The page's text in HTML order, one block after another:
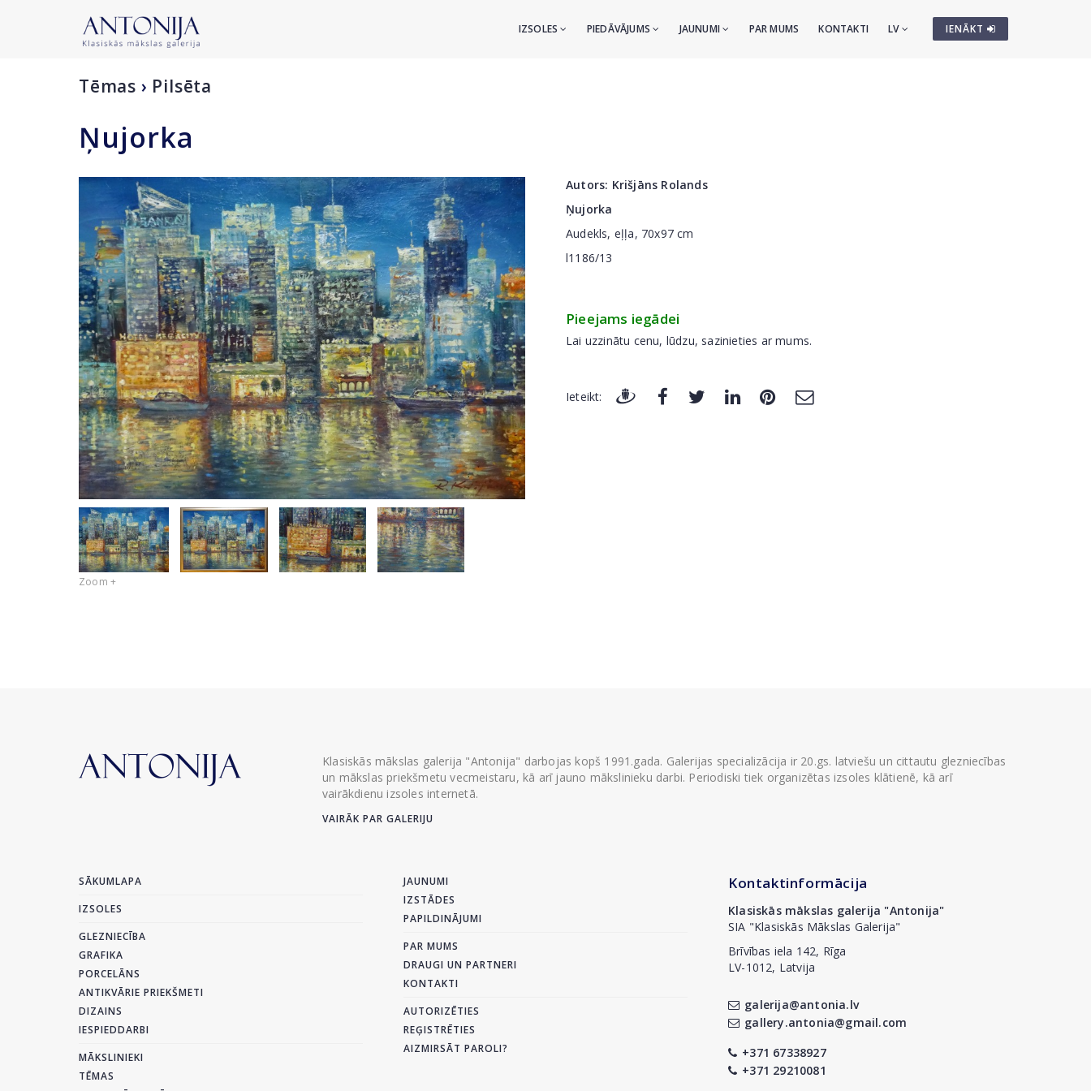
IENĀKT
IZSOLES PIEDĀVĀJUMS JAUNUMI PAR MUMS KONTAKTI LV
Tēmas › Pilsēta
Ņujorka
Zoom +
Autors: Krišjāns Rolands
Ņujorka
Audekls, eļļa, 70x97 cm
l1186/13
Pieejams iegādei
Lai uzzinātu cenu, lūdzu, sazinieties ar mums.
Ieteikt:
Klasiskās mākslas galerija "Antonija" darbojas kopš 1991.gada. Galerijas specializācija ir 20.gs. latviešu un cittautu glezniecības
un mākslas priekšmetu vecmeistaru, kā arī jauno mākslinieku darbi. Periodiski tiek organizētas izsoles klātienē, kā arī
vairākdienu izsoles internetā.
VAIRĀK PAR GALERIJU
SĀKUMLAPA
IZSOLES
GLEZNIECĪBA
GRAFIKA
PORCELĀNS
ANTIKVĀRIE PRIEKŠMETI
DIZAINS
IESPIEDDARBI
MĀKSLINIEKI
TĒMAS
JAUNUMI
IZSTĀDES
PAPILDINĀJUMI
PAR MUMS
DRAUGI UN PARTNERI
KONTAKTI
AUTORIZĒTIES
REĢISTRĒTIES
AIZMIRSĀT PAROLI?
Kontaktinformācija
Klasiskās mākslas galerija "Antonija"
SIA "Klasiskās Mākslas Galerija"
Brīvības iela 142, Rīga
LV-1012, Latvija
galerija@antonia.lv
gallery.antonia@gmail.com
+371 67338927
+371 29210081